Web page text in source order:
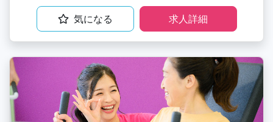
気になる 求人詳細